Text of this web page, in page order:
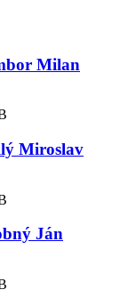
Milan
Miroslav
Ján